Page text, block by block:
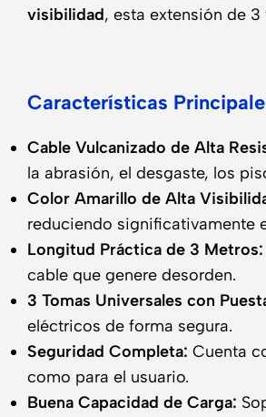
visibilidad, esta extensión de
Características
Cable Vulcanizado de Alta
la abrasión, el desgaste, los
Color Amarillo de Alta
reduciendo significativamente
Longitud Práctica de 3 Metros:
cable que genere desorden.
3 Tomas Universales con
eléctricos de forma segura.
Seguridad Completa: Cuenta
como para el usuario.
Buena Capacidad de Carga: